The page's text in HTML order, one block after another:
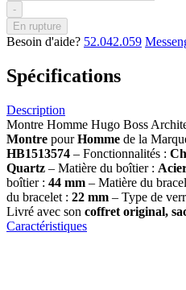
-
En rupture
Besoin d'aide? 52.042.059
Spécifications
Description
Montre Homme Hugo Boss
Montre pourHomme de la
HB1513574 – Fonctionnalités :
Quartz – Matière du boîtier :
boîtier : 44 mm – Matière du
du bracelet : 22 mm – Type de
Livré avec son coffret original,
Caractéristiques